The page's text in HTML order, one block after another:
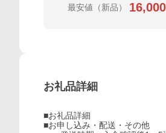
最安値 （新品） 16,000
お礼品詳細
■お礼品詳細
■お申し込み・配送・その他